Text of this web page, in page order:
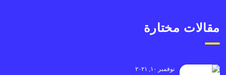
مقالات مختارة
نوفمبر ١٠, ٢٠٢١